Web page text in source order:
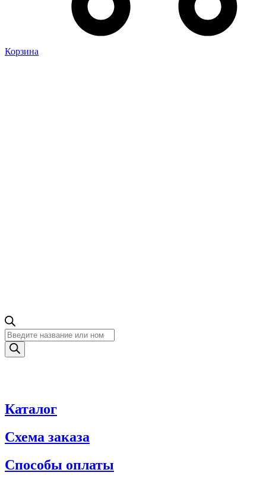
Корзина
Поиск
товаров
Каталог
Схема заказа
Способы оплаты